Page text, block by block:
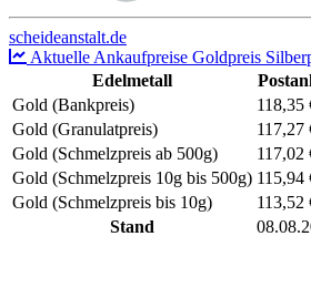
scheideanstalt.de
Aktuelle Ankaufpreise Goldpreis
Edelmetall
Gold (Bankpreis)
118,35
Gold (Granulatpreis)
117,27
Gold (Schmelzpreis ab 500g)
117,02
Gold (Schmelzpreis 10g bis 500g) 115,94
Gold (Schmelzpreis bis 10g)
113,52
Stand